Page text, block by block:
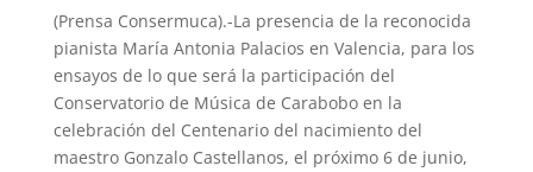
(Prensa Consermuca).-La presencia de la reconocida
pianista María Antonia Palacios en Valencia, para los
ensayos de lo que será la participación del
Conservatorio de Música de Carabobo en la
celebración del Centenario del nacimiento del
maestro Gonzalo Castellanos, el próximo 6 de junio,